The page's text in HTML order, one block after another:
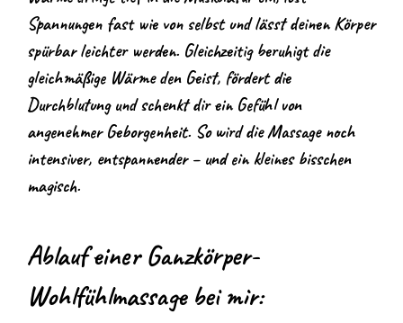
Spannungen fast wie von selbst und lässt deinen Körper
spürbar leichter werden. Gleichzeitig beruhigt die
gleichmäßige Wärme den Geist, fördert die
Durchblutung und schenkt dir ein Gefühl von
angenehmer Geborgenheit. So wird die Massage noch
intensiver, entspannender – und ein kleines bisschen
magisch.
Ablauf einer Ganzkörper-
Wohlfühlmassage bei mir: